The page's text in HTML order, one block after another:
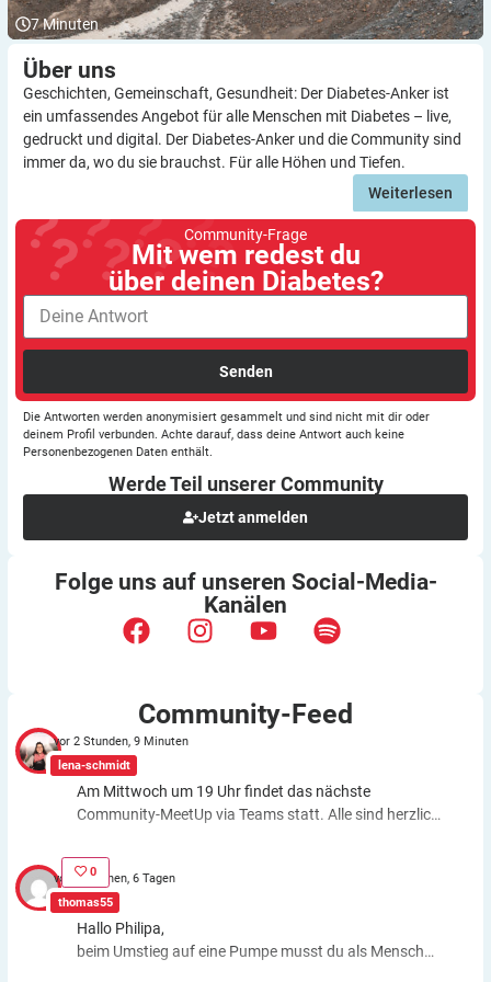
7Minuten
Über uns
Geschichten, Gemeinschaft, Gesundheit: Der Diabetes-Anker ist
ein umfassendes Angebot für alle Menschen mit Diabetes – live,
gedruckt und digital. Der Diabetes-Anker und die Community sind
immer da, wo du sie brauchst. Für alle Höhen und Tiefen.
Weiterlesen
Community-Frage
Mit wem redest du
über deinen Diabetes?
Senden
Die Antworten werden anonymisiert gesammelt und sind nicht mit dir oder
deinem Profil verbunden. Achte darauf, dass deine Antwort auch keine
Personenbezogenen Daten enthält.
Werde Teil unserer Community
Jetzt anmelden
Folge uns auf unseren Social-Media-
Kanälen
Community-Feed
lena-schmidt
vor 2 Stunden, 9 Minuten
Am Mittwoch um 19 Uhr findet das nächste
Community-MeetUp via Teams statt. Alle sind herzlich
anker.de/veranstaltung/virtuelles-diabetes-anker-
community-meetup-im-august-2026/
0
thomas55
vor 3 Wochen, 6 Tagen
Hallo Philipa,
beim Umstieg auf eine Pumpe musst du als Mensch